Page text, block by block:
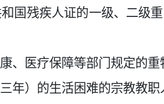
国残疾人证的一级、二级
、医疗保障等部门规定的
年）的生活困难的宗教教职